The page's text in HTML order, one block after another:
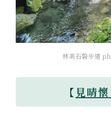
林美石磐步道
【 見晴